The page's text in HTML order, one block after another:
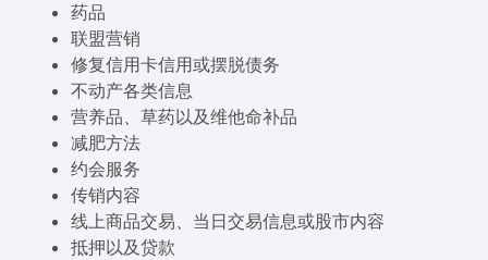
药品
联盟营销
修复信用卡信用或摆脱债务
不动产各类信息
营养品、草药以及维他命补品
减肥方法
约会服务
传销内容
线上商品交易、当日交易信息或股市内容
抵押以及贷款